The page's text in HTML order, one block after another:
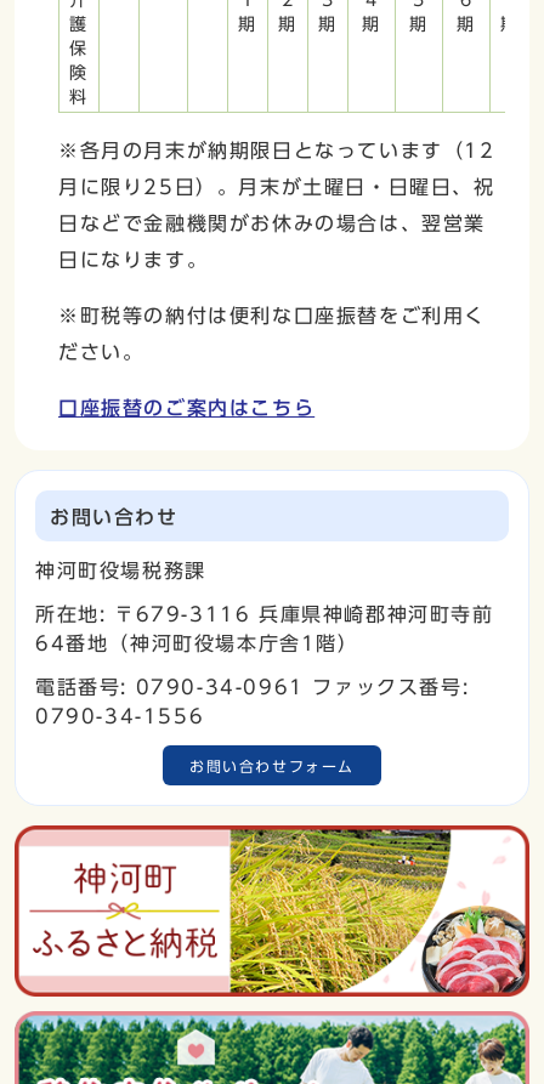
護
保
険
料
期
期
期
期
期
期
期
※各月の月末が納期限日となっています（12
月に限り25日）。月末が土曜日・日曜日、祝
日などで金融機関がお休みの場合は、翌営業
日になります。
※町税等の納付は便利な口座振替をご利用く
ださい。
口座振替のご案内はこちら
お問い合わせ
神河町役場税務課
所在地: 〒679-3116 兵庫県神崎郡神河町寺前
64番地（神河町役場本庁舎1階）
電話番号: 0790-34-0961 ファックス番号:
0790-34-1556
お問い合わせフォーム